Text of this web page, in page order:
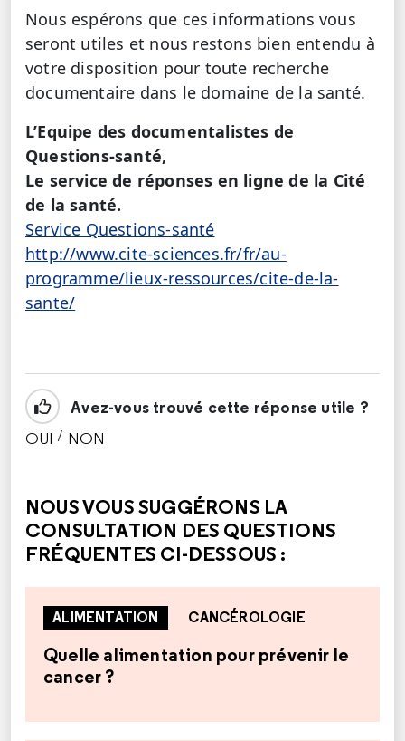
Nous espérons que ces informations vous
seront utiles et nous restons bien entendu à
votre disposition pour toute recherche
documentaire dans le domaine de la santé.
L’Equipe des documentalistes de
Questions-santé,
Le service de réponses en ligne de la Cité
de la santé.
Service Questions-santé
http://www.cite-sciences.fr/fr/au-
programme/lieux-ressources/cite-de-la-
sante/
Avez-vous trouvé cette réponse utile ?
OUI / NON
NOUS VOUS SUGGÉRONS LA
CONSULTATION DES QUESTIONS
FRÉQUENTES CI-DESSOUS :
ALIMENTATION CANCÉROLOGIE
Quelle alimentation pour prévenir le
cancer ?